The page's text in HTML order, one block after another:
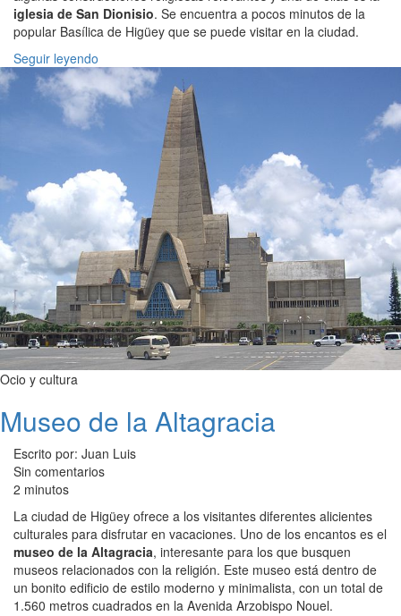
iglesia de San Dionisio. Se encuentra a pocos minutos de la
popular Basílica de Higüey que se puede visitar en la ciudad.
Seguir leyendo
Ocio y cultura
Museo de la Altagracia
Escrito por: Juan Luis
Sin comentarios
2 minutos
La ciudad de Higüey ofrece a los visitantes diferentes alicientes
culturales para disfrutar en vacaciones. Uno de los encantos es el
museo de la Altagracia, interesante para los que busquen
museos relacionados con la religión. Este museo está dentro de
un bonito edificio de estilo moderno y minimalista, con un total de
1.560 metros cuadrados en la Avenida Arzobispo Nouel.